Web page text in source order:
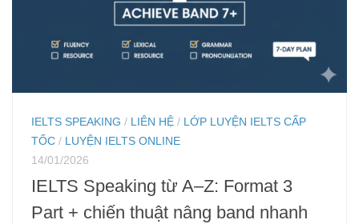
IELTS SPEAKING / LIÊN HỆ / LỚP LUYỆN IELTS CẤP
TỐC / LUYỆN IELTS ONLINE
14/01/2026
IELTS Speaking từ A–Z: Format 3
Part + chiến thuật nâng band nhanh